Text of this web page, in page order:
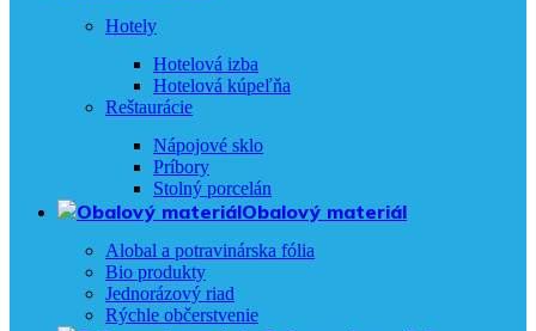
Hotely
Hotelová izba
Hotelová kúpeľňa
Reštaurácie
Nápojové sklo
Príbory
Stolný porcelán
Obalový materiál
Alobal a potravinárska fólia
Bio produkty
Jednorázový riad
Rýchle občerstvenie